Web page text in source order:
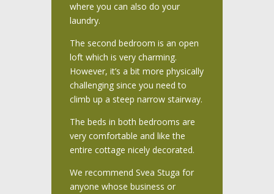
where you can also do your
laundry.
The second bedroom is an open
loft which is very charming.
However, it’s a bit more physically
challenging since you need to
climb up a steep narrow stairway.
The beds in both bedrooms are
very comfortable and like the
entire cottage nicely decorated.
We recommend Svea Stuga for
anyone whose business or